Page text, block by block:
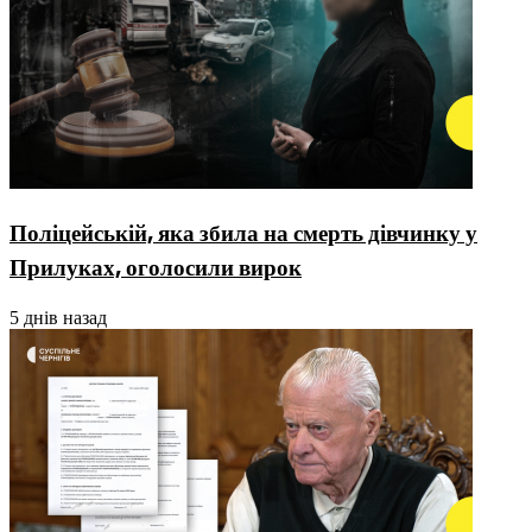
Поліцейській, яка збила на смерть дівчинку у
Прилуках, оголосили вирок
5 днів назад